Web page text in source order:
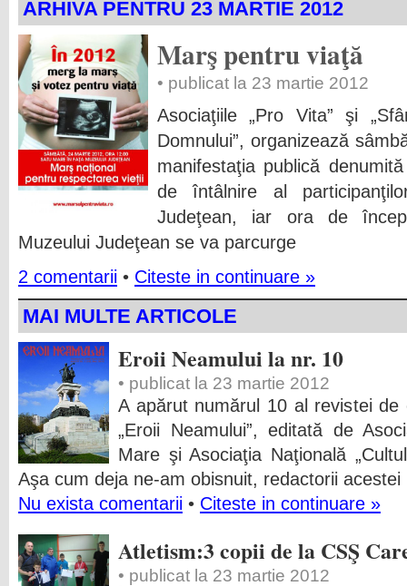
ARHIVA PENTRU 23 MARTIE 2012
Marş pentru viaţă
• publicat la 23 martie 2012
Asociaţiile „Pro Vita” şi
Domnului”, organizează
manifestaţia publică
de întâlnire al
Judeţean, iar ora de
Muzeului Judeţean se va parcurge
2 comentarii • Citeste in continuare »
MAI MULTE ARTICOLE
Eroii Neamului la nr. 10
• publicat la 23 martie 2012
A apărut numărul 10 al revistei
„Eroii Neamului”, editată de
Mare şi Asociaţia Naţională
Aşa cum deja ne-am obisnuit, redactorii acestei
Nu exista comentarii • Citeste in continuare »
Atletism:3 copii de la CSŞ
• publicat la 23 martie 2012